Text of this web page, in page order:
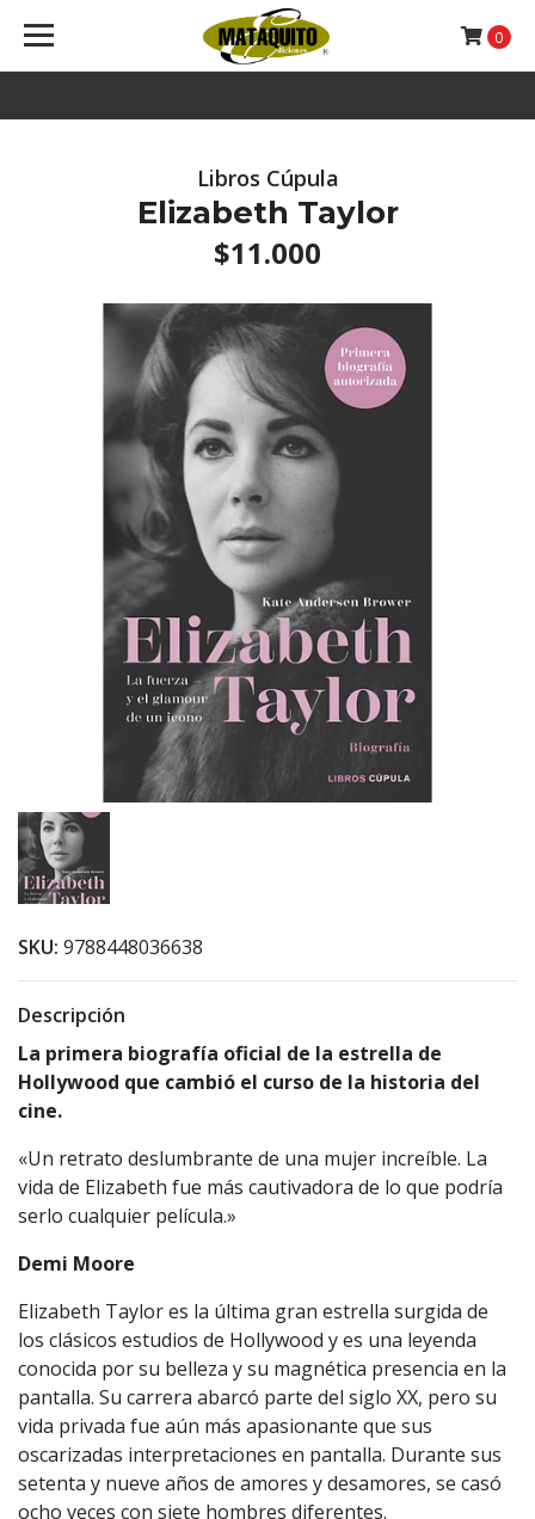
0
Libros Cúpula
Elizabeth Taylor
$11.000
SKU: 9788448036638
Descripción
La primera biografía oficial de la estrella de
Hollywood que cambió el curso de la historia del
cine.
«Un retrato deslumbrante de una mujer increíble. La
vida de Elizabeth fue más cautivadora de lo que podría
serlo cualquier película.»
Demi Moore
Elizabeth Taylor es la última gran estrella surgida de
los clásicos estudios de Hollywood y es una leyenda
conocida por su belleza y su magnética presencia en la
pantalla. Su carrera abarcó parte del siglo XX, pero su
vida privada fue aún más apasionante que sus
oscarizadas interpretaciones en pantalla. Durante sus
setenta y nueve años de amores y desamores, se casó
ocho veces con siete hombres diferentes.